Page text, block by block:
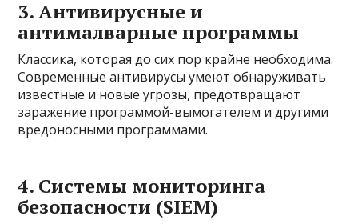
3. Антивирусные и
антималварные программы
Классика, которая до сих пор крайне необходима.
Современные антивирусы умеют обнаруживать
известные и новые угрозы, предотвращают
заражение программой-вымогателем и другими
вредоносными программами.
4. Системы мониторинга
безопасности (SIEM)